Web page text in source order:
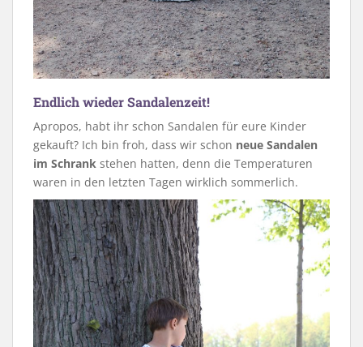
Endlich wieder Sandalenzeit!
Apropos, habt ihr schon Sandalen für eure Kinder
gekauft? Ich bin froh, dass wir schon neue Sandalen
im Schrank stehen hatten, denn die Temperaturen
waren in den letzten Tagen wirklich sommerlich.